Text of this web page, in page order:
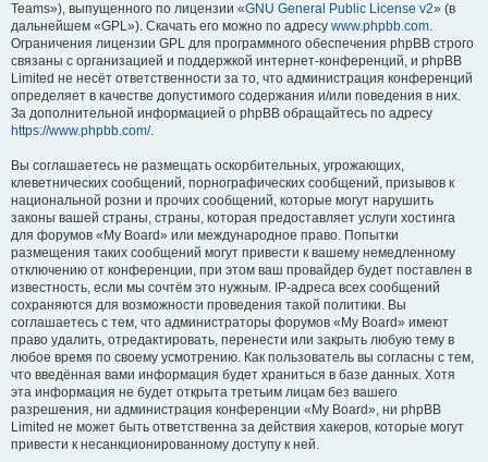
Teams»), выпущенного по лицензии «GNU General Public License v2» (в
дальнейшем «GPL»). Скачать его можно по адресу www.phpbb.com.
Ограничения лицензии GPL для программного обеспечения phpBB строго
связаны с организацией и поддержкой интернет-конференций, и phpBB
Limited не несёт ответственности за то, что администрация конференций
определяет в качестве допустимого содержания и/или поведения в них.
За дополнительной информацией о phpBB обращайтесь по адресу
https://www.phpbb.com/.
Вы соглашаетесь не размещать оскорбительных, угрожающих,
клеветнических сообщений, порнографических сообщений, призывов к
национальной розни и прочих сообщений, которые могут нарушить
законы вашей страны, страны, которая предоставляет услуги хостинга
для форумов «My Board» или международное право. Попытки
размещения таких сообщений могут привести к вашему немедленному
отключению от конференции, при этом ваш провайдер будет поставлен в
известность, если мы сочтём это нужным. IP-адреса всех сообщений
сохраняются для возможности проведения такой политики. Вы
соглашаетесь с тем, что администраторы форумов «My Board» имеют
право удалить, отредактировать, перенести или закрыть любую тему в
любое время по своему усмотрению. Как пользователь вы согласны с тем,
что введённая вами информация будет храниться в базе данных. Хотя
эта информация не будет открыта третьим лицам без вашего
разрешения, ни администрация конференции «My Board», ни phpBB
Limited не может быть ответственна за действия хакеров, которые могут
привести к несанкционированному доступу к ней.